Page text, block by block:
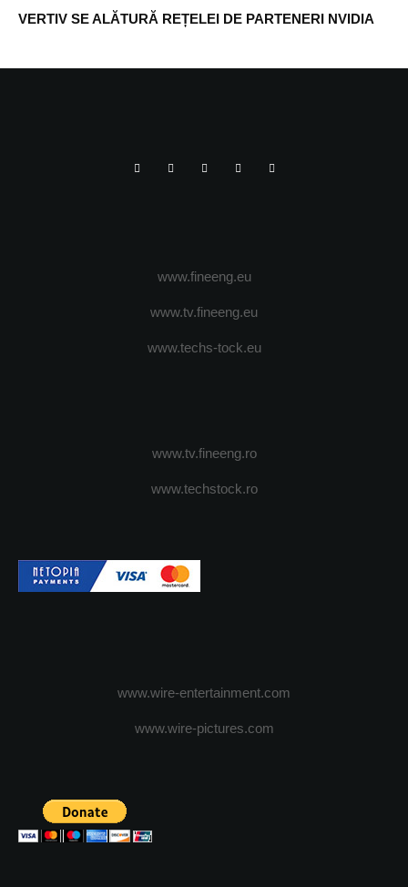
VERTIV SE ALĂTURĂ REȚELEI DE PARTENERI NVIDIA
www.fineeng.eu
www.tv.fineeng.eu
www.techs-tock.eu
www.tv.fineeng.ro
www.techstock.ro
www.wire-entertainment.com
www.wire-pictures.com